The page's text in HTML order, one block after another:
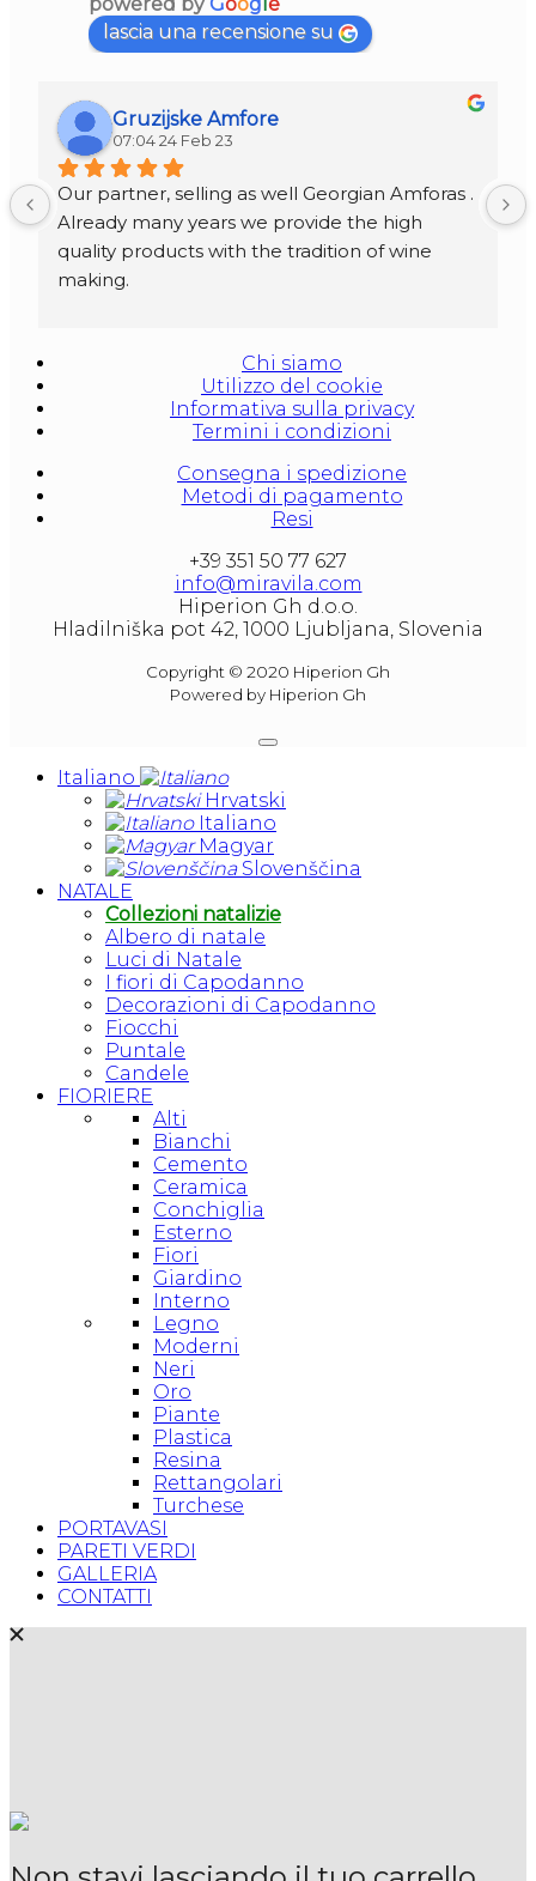
lascia una recensione su
Gruzijske Amfore
07:04 24 Feb 23
Our partner, selling as well Georgian Amforas .
Already many years we provide the high
quality products with the tradition of wine
making.
At our partners Miravila showroom you can
Chi siamo
Utilizzo del cookie
Informativa sulla privacy
Termini i condizioni
Consegna i spedizione
Metodi di pagamento
Resi
+39 351 50 77 627
info@miravila.com
Hiperion Gh d.o.o.
Hladilniška pot 42, 1000 Ljubljana, Slovenia
Copyright © 2020 Hiperion Gh
Powered by Hiperion Gh
Italiano
Hrvatski
Italiano
Magyar
Slovenščina
NATALE
Collezioni natalizie
Albero di natale
Luci di Natale
I fiori di Capodanno
Decorazioni di Capodanno
Fiocchi
Puntale
Candele
FIORIERE
Alti
Bianchi
Cemento
Ceramica
Conchiglia
Esterno
Fiori
Giardino
Interno
Legno
Moderni
Neri
Oro
Piante
Plastica
Resina
Rettangolari
Turchese
PORTAVASI
PARETI VERDI
GALLERIA
CONTATTI